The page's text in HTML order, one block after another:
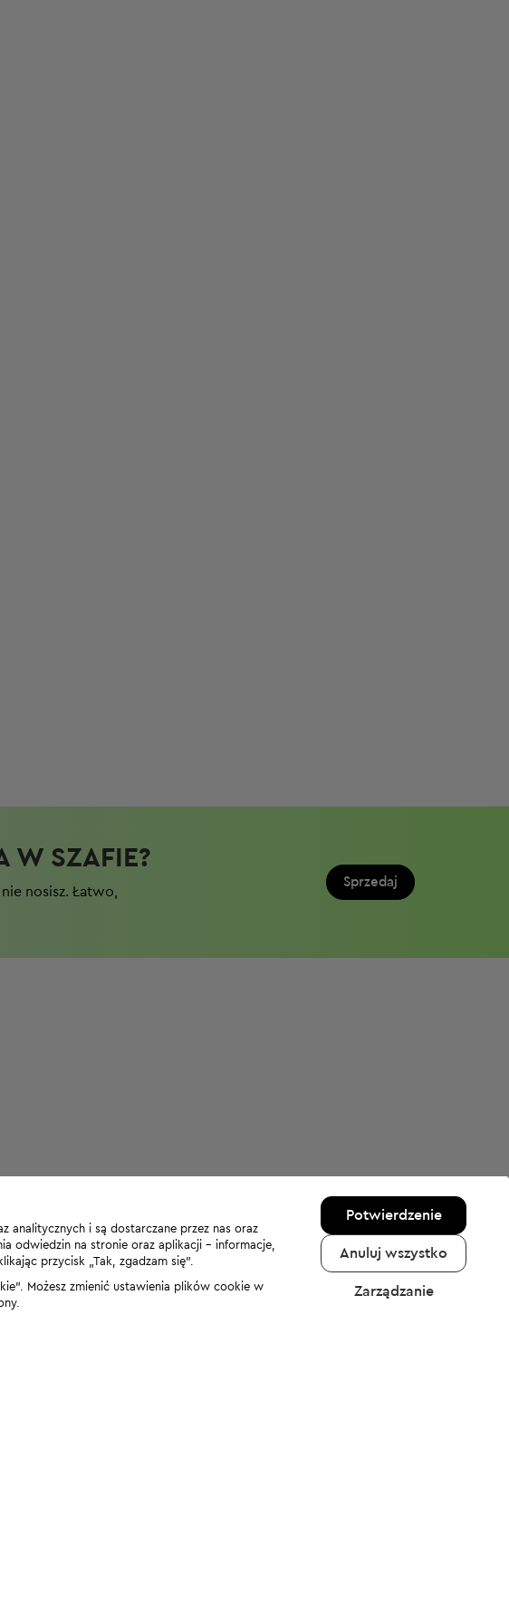
W SZAFIE?​
nosisz. Łatwo,
Sprzedaj
analitycznych i są dostarczane przez nas oraz
odwiedzin na stronie oraz aplikacji - informacje,
przycisk „Tak, zgadzam się”.
Możesz zmienić ustawienia plików cookie w
Potwierdzenie
Anuluj wszystko
Zarządzanie